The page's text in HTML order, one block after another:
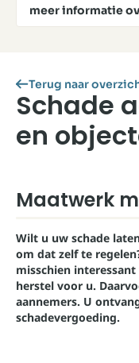
meer informatie
Terug naar
Schade
en
Maatwerk
Wilt u uw schade
om dat zelf te
misschien
herstel voor u.
aannemers. U
schadevergoeding.